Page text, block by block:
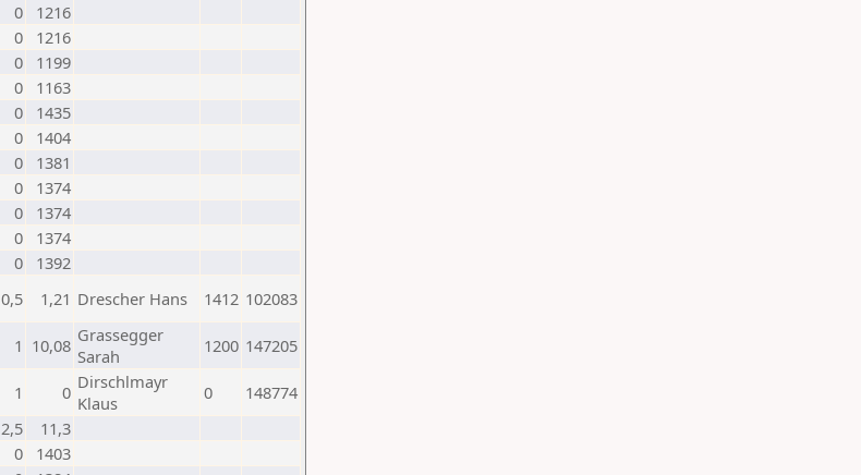
0
1216
0
1216
0
1199
0
1163
0
1435
0
1404
0
1381
0
1374
0
1374
0
1374
0
1392
0,5 1,21 Drescher Hans 1412 102083
1 10,08 Grassegger
Sarah
1200 147205
1 0 Dirschlmayr
Klaus
0
148774
2,5
11,3
0
1403